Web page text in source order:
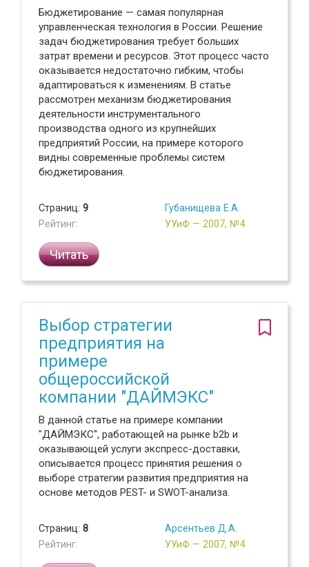
Бюджетирование — самая популярная
управленческая технология в России. Решение
задач бюджетирования требует больших
затрат времени и ресурсов. Этот процесс часто
оказывается недостаточно гибким, чтобы
адаптироваться к изменениям. В статье
рассмотрен механизм бюджетирования
деятельности инструментального
производства одного из крупнейших
предприятий России, на примере которого
видны современные проблемы систем
бюджетирования.
Страниц: 9
Рейтинг:
Губанищева Е.А.
УУиФ — 2007, №4
Читать
Выбор стратегии
предприятия на
примере
общероссийской
компании "ДАЙМЭКС"
В данной статье на примере компании
"ДАЙМЭКС", работающей на рынке b2b и
оказывающей услуги экспресс-доставки,
описывается процесс принятия решения о
выборе стратегии развития предприятия на
основе методов PEST- и SWOT-анализа.
Страниц: 8
Рейтинг:
Арсентьев Д.А.
УУиФ — 2007, №4